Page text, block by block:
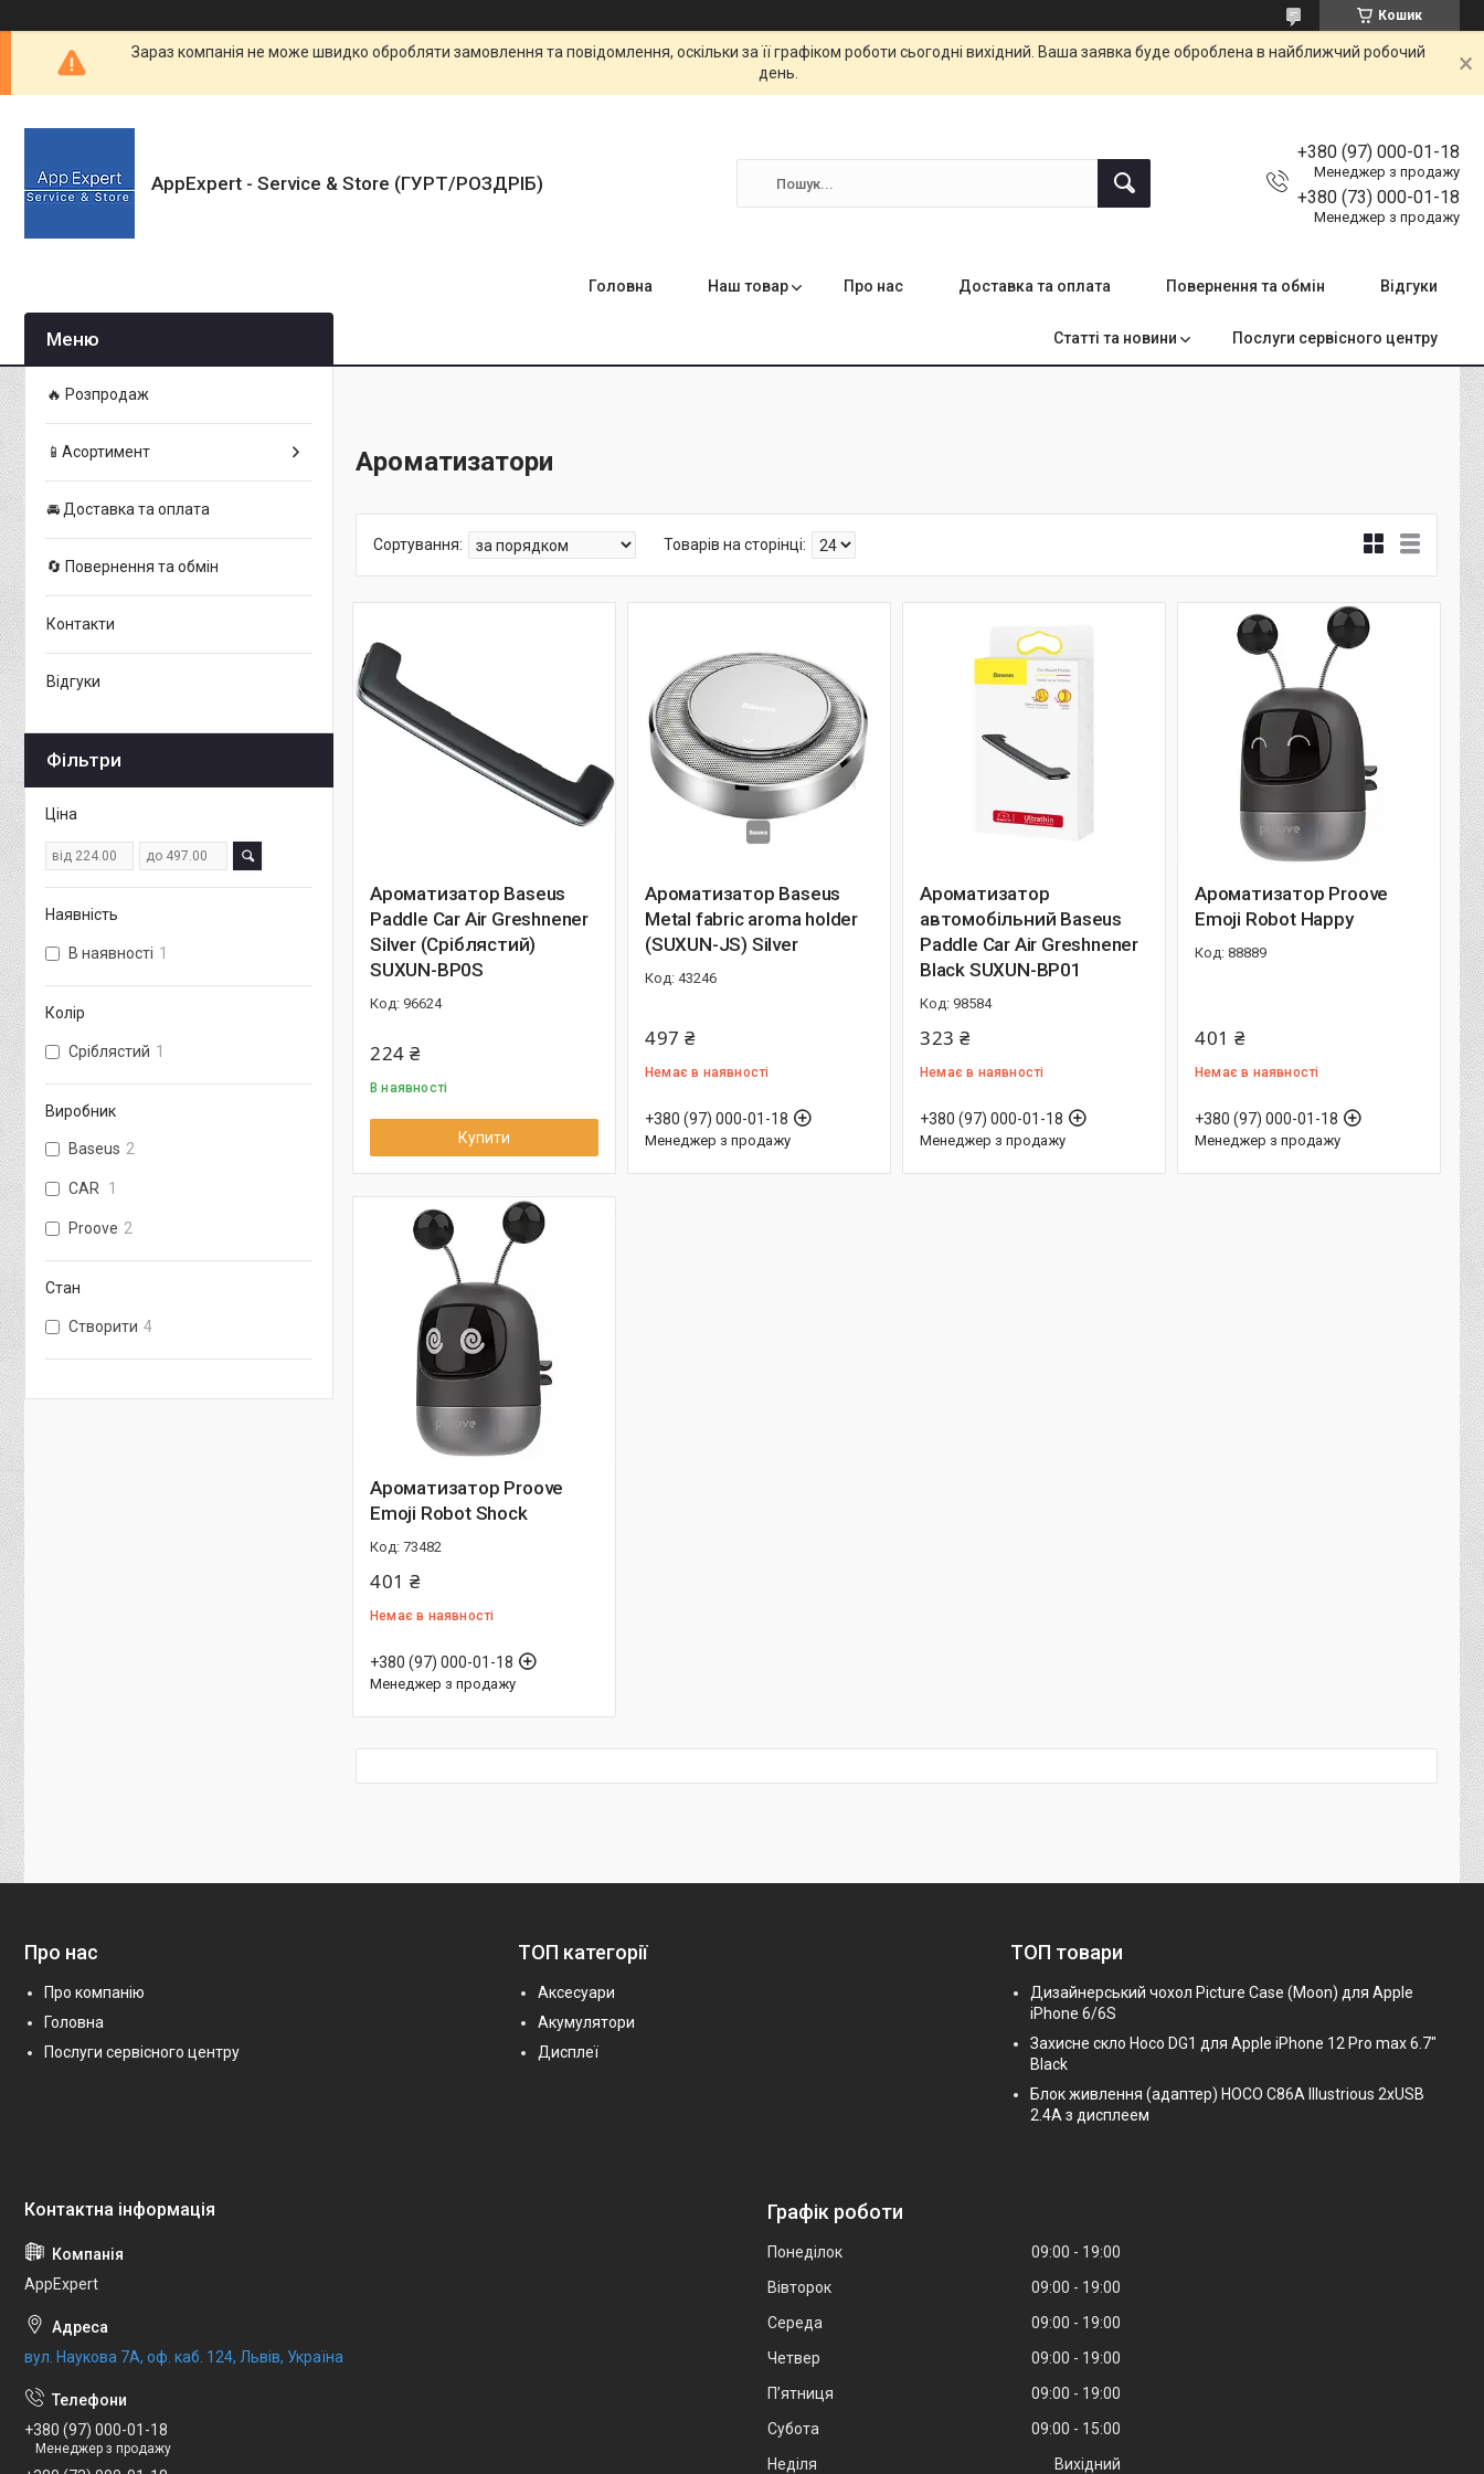
Кошик
Зараз компанія не може швидко обробляти замовлення та повідомлення, оскільки за її графіком роботи сьогодні вихідний. Ваша заявка буде оброблена в найближчий робочий
день.
AppExpert - Service & Store (ГУРТ/РОЗДРІБ)
+380 (97) 000-01-18
Менеджер з продажу
+380 (73) 000-01-18
Менеджер з продажу
Головна Наш товар Про нас Доставка та оплата Повернення та обмін Відгуки
Статті та новини Послуги сервісного центру
Ароматизатори
Ароматизатор Baseus
Paddle Car Air Greshnener
Silver (Сріблястий)
SUXUN-BP0S
96624
224 ₴
В наявності
Купити
Ароматизатор Baseus
Metal fabric aroma holder
(SUXUN-JS) Silver
43246
497 ₴
Немає в наявності
+380 (97) 000-01-18
Менеджер з продажу
Ароматизатор
автомобільний Baseus
Paddle Car Air Greshnener
Black SUXUN-BP01
98584
323 ₴
Немає в наявності
+380 (97) 000-01-18
Менеджер з продажу
Ароматизатор Proove
Emoji Robot Happy
88889
401 ₴
Немає в наявності
+380 (97) 000-01-18
Менеджер з продажу
Ароматизатор Proove
Emoji Robot Shock
73482
401 ₴
Немає в наявності
+380 (97) 000-01-18
Менеджер з продажу
🔥 Розпродаж
📱Асортимент
🚘 Доставка та оплата
🔄 Повернення та обмін
Контакти
Відгуки
Фільтри
Ціна
Наявність
В наявності 1
Колір
Сріблястий 1
Виробник
Baseus 2
CAR 1
Proove 2
Стан
Створити 4
Про нас
Про компанію
Головна
Послуги сервісного центру
ТОП категорії
Аксесуари
Акумулятори
Дисплеї
ТОП товари
Дизайнерський чохол Picture Case (Moon) для Apple
iPhone 6/6S
Захисне скло Hoco DG1 для Apple iPhone 12 Pro max 6.7"
Black
Блок живлення (адаптер) HOCO C86A Illustrious 2xUSB
2.4A з дисплеем
AppExpert
вул. Наукова 7А, оф. каб. 124, Львів, Україна
+380 (97) 000-01-18
Менеджер з продажу
Графік роботи
Понеділок 09:00
19:00
Вівторок
09:00
19:00
Середа
09:00
19:00
Четвер
09:00
19:00
Пʼятниця
09:00
19:00
Субота
09:00
15:00
Неділя
Вихідний